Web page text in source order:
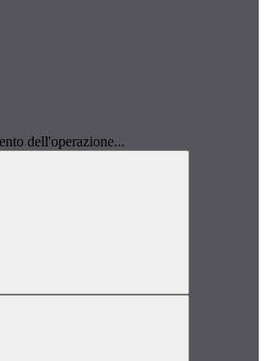
dell'operazione...